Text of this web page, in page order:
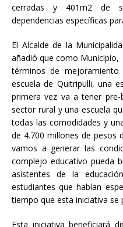
cerradas y 401m2 de
dependencias específicas
El Alcalde de la
añadió que como Municipio,
términos de
escuela de Quitripulli, una
primera vez va a tener pre-
sector rural y una escuela
todas las comodidades y
de 4.700 millones de pesos
vamos a generar las
complejo educativo pueda
asistentes de la
estudiantes que habían
tiempo que esta iniciativa se
Esta iniciativa beneficiará